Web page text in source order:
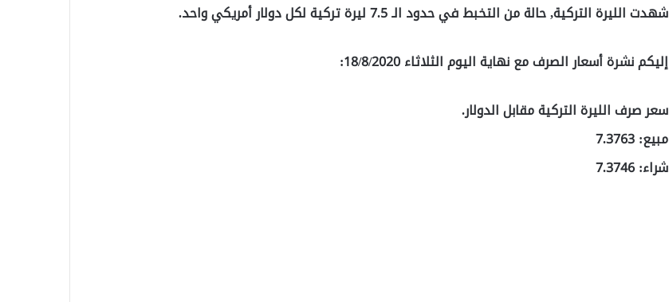
شهدت الليرة التركية, حالة من التخبط في حدود الـ 7.5 ليرة تركية لكل دولار أمريكي واحد.
إليكم نشرة أسعار الصرف مع نهاية اليوم الثلاثاء 18/8/2020:
سعر صرف الليرة التركية مقابل الدولار.
مبيع: 7.3763
شراء: 7.3746